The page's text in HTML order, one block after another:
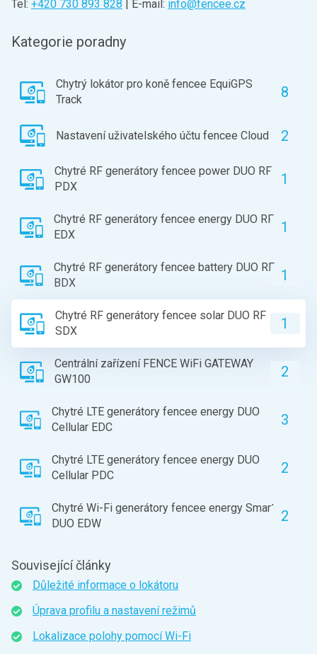
Tel: +420 730 893 828 | E-mail: info@fencee.cz
Kategorie poradny
Chytrý lokátor pro koně fencee EquiGPS
Track
8
Nastavení uživatelského účtu fencee Cloud 2
Chytré RF generátory fencee power DUO RF
PDX
1
Chytré RF generátory fencee energy DUO RF
EDX
1
Chytré RF generátory fencee battery DUO RF
BDX
1
Chytré RF generátory fencee solar DUO RF
SDX
1
Centrální zařízení FENCE WiFi GATEWAY
GW100
2
Chytré LTE generátory fencee energy DUO
Cellular EDC
3
Chytré LTE generátory fencee energy DUO
Cellular PDC
2
Chytré Wi-Fi generátory fencee energy Smart
DUO EDW
2
Související články
Důležité informace o lokátoru
Úprava profilu a nastavení režimů
Lokalizace polohy pomocí Wi-Fi